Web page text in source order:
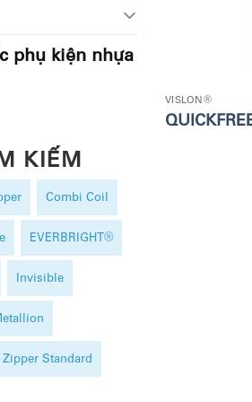
phụ kiện nhựa
KIẾM
Combi Coil
EVERBRIGHT®
Invisible
Standard
VISLON®